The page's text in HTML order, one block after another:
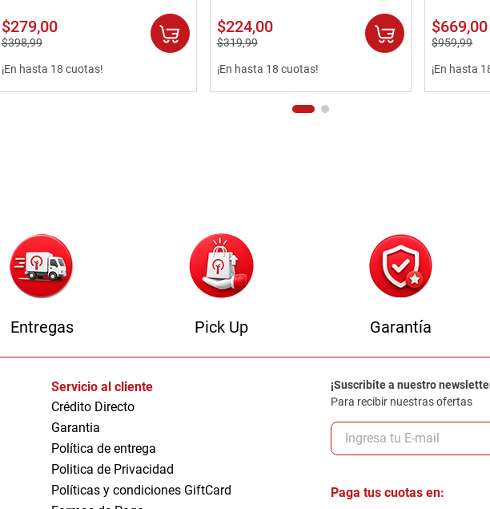
$279,00
$398,99
¡En hasta 18 cuotas!
$224,00
$319,99
¡En hasta 18 cuotas!
$669,00
$959,99
¡En hasta
Entregas Pick Up Garantía
Servicio al cliente
Crédito Directo
Garantia
Política de entrega
Politica de Privacidad
Políticas y condiciones GiftCard
¡Suscribite a nuestro
Para recibir nuestras ofertas
Paga tus cuotas en: